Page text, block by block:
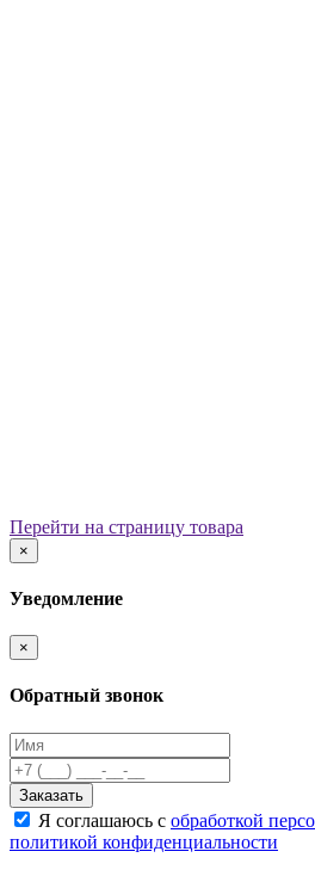
Игровые элементы
Качалки на пружине
Домики-беседки
Развивающие игровые
ПДД для детей
Безопасные покрытия
Спортивные комплексы от 3
Перейти на страницу товара
×
Уведомление
×
Обратный звонок
Заказать
Я соглашаюсь с обработкой
политикой конфиденциальности